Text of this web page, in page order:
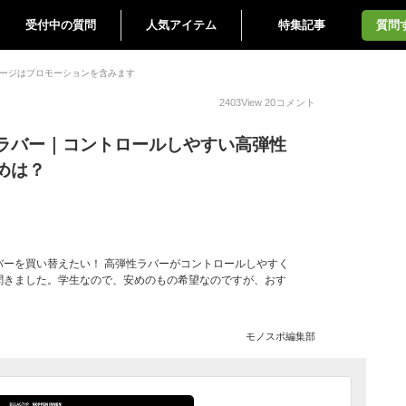
受付中の質問 人気アイテム 特集記事 質問
ジはプロモーションを含みます
2403View 20コメント
バー｜コントロールしやすい高弾性
は？
を買い替えたい！ 高弾性ラバーがコントロールしやすく
ました。学生なので、安めのもの希望なのですが、おす
モノスポ編集部